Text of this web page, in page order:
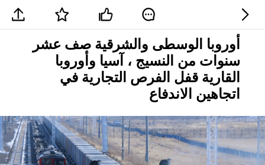
أوروبا الوسطى والشرقية صف عشر
سنوات من النسيج ، آسيا وأوروبا
القارية قفل الفرص التجارية في
اتجاهين الاندفاع